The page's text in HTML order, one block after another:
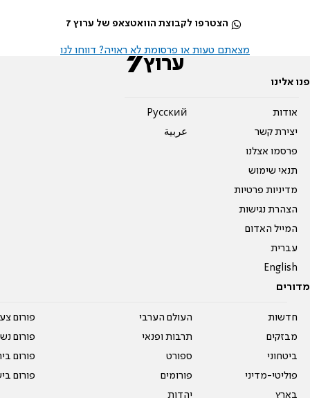
הצטרפו לקבוצת הוואטצאפ של ערוץ 7
מצאתם טעות או פרסומת לא ראויה? דווחו לנו
פנו אלינו
אודות
יצירת קשר
פרסמו אצלנו
תנאי שימוש
מדיניות פרטיות
הצהרת נגישות
המייל האדום
עברית
English
Pусский
عربية
מדורים
חדשות
מבזקים
ביטחוני
פוליטי-מדיני
בארץ
העולם הערבי
תרבות ופנאי
ספורט
פורומים
יהדות
פורום
פורום
פורום
פורום